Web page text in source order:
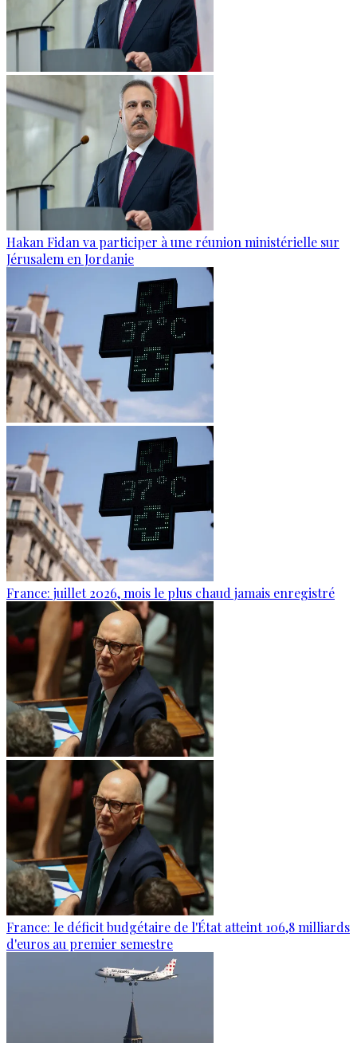
Hakan Fidan va participer à une réunion ministérielle sur
Jérusalem en Jordanie
France: juillet 2026, mois le plus chaud jamais enregistré
France: le déficit budgétaire de l'État atteint 106,8 milliards
d'euros au premier semestre